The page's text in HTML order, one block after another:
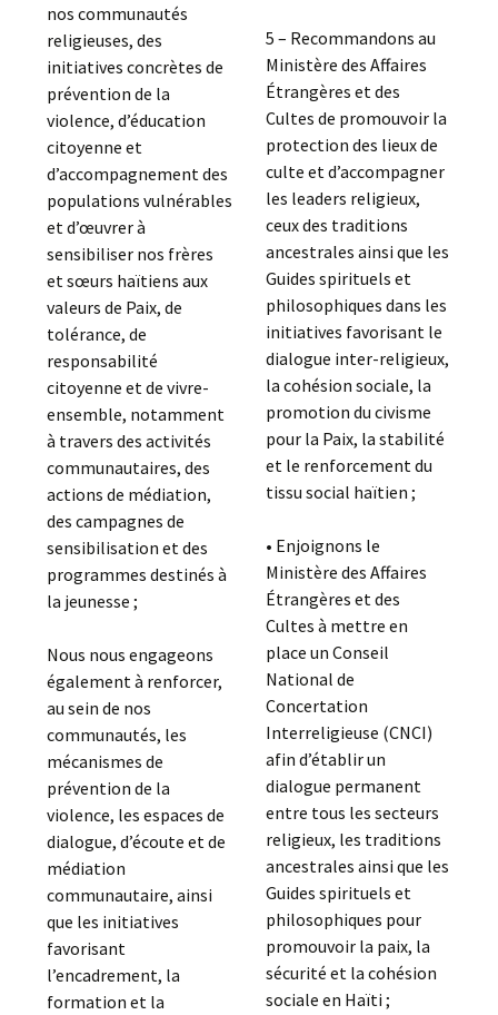
nos communautés
religieuses, des
initiatives concrètes de
prévention de la
violence, d’éducation
citoyenne et
d’accompagnement des
populations vulnérables
et d’œuvrer à
sensibiliser nos frères
et sœurs haïtiens aux
valeurs de Paix, de
tolérance, de
responsabilité
citoyenne et de vivre-
ensemble, notamment
à travers des activités
communautaires, des
actions de médiation,
des campagnes de
sensibilisation et des
programmes destinés à
la jeunesse ;
Nous nous engageons
également à renforcer,
au sein de nos
communautés, les
mécanismes de
prévention de la
violence, les espaces de
dialogue, d’écoute et de
médiation
communautaire, ainsi
que les initiatives
favorisant
l’encadrement, la
formation et la
5 – Recommandons au
Ministère des Affaires
Étrangères et des
Cultes de promouvoir la
protection des lieux de
culte et d’accompagner
les leaders religieux,
ceux des traditions
ancestrales ainsi que les
Guides spirituels et
philosophiques dans les
initiatives favorisant le
dialogue inter-religieux,
la cohésion sociale, la
promotion du civisme
pour la Paix, la stabilité
et le renforcement du
tissu social haïtien ;
• Enjoignons le
Ministère des Affaires
Étrangères et des
Cultes à mettre en
place un Conseil
National de
Concertation
Interreligieuse (CNCI)
afin d’établir un
dialogue permanent
entre tous les secteurs
religieux, les traditions
ancestrales ainsi que les
Guides spirituels et
philosophiques pour
promouvoir la paix, la
sécurité et la cohésion
sociale en Haïti ;